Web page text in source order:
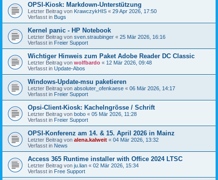
OPSI-Kiosk: Markdown-Unterstützung
Letzter Beitrag von KrawczykHIS « 29 Apr 2026, 17:50
Verfasst in Bugs
Kernel panic - HP Notebook
Letzter Beitrag von sven.straubinger « 25 Mär 2026, 16:16
Verfasst in Freier Support
Wichtiger Hinweis zum Paket Adobe Reader DC Classic
Letzter Beitrag von wolfbardo « 12 Mär 2026, 09:48
Verfasst in Update-Abos
Windows-Update-msu paketieren
Letzter Beitrag von absoluter_ofenkaese « 06 Mär 2026, 14:17
Verfasst in Freier Support
Opsi-Client-Kiosk: Kachelngrösse / Schrift
Letzter Beitrag von bobo « 05 Mär 2026, 11:28
Verfasst in Freier Support
OPSI-Konferenz am 14. & 15. April 2026 in Mainz
Letzter Beitrag von alena.kalweit « 04 Mär 2026, 13:32
Verfasst in News
Access 365 Runtime installer with Office 2024 LTSC
Letzter Beitrag von ju.lian « 02 Mär 2026, 15:34
Verfasst in Free Support